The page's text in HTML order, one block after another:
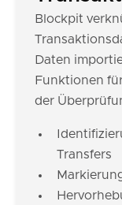
Blockpit
Daten
Funktionen
der
Transfers